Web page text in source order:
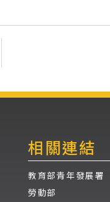
相關連結
教育部青年發展署
勞動部